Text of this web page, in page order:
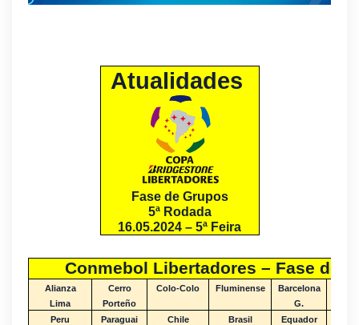
Atualidades
Fase de Grupos
5ª Rodada
16.05.2024 – 5ª Feira
Conmebol Libertadores – Fase de
Alianza
Lima
Cerro
Porteño
Colo-Colo Fluminense
Barcelona
G.
Peru Paraguai Chile Brasil Equador